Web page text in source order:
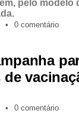
pelo modelo
• 0 comentário
de
• 0 comentário